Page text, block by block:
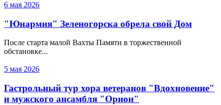
6 мая 2026
"Юнармия" Зеленогорска обрела свой Дом
После старта малой Вахты Памяти в торжественной
обстановке...
5 мая 2026
Гастрольный тур хора ветеранов "Вдохновение"
и мужского ансамбля "Орион"